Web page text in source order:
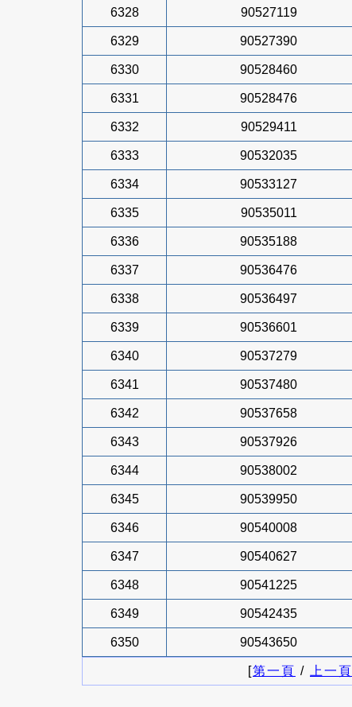
6328 90527119
6329 90527390
6330 90528460
6331 90528476
6332 90529411
6333 90532035
6334 90533127
6335 90535011
6336 90535188
6337 90536476
6338 90536497
6339 90536601
6340 90537279
6341 90537480
6342 90537658
6343 90537926
6344 90538002
6345 90539950
6346 90540008
6347 90540627
6348 90541225
6349 90542435
6350 90543650
[第一頁 / 上一頁